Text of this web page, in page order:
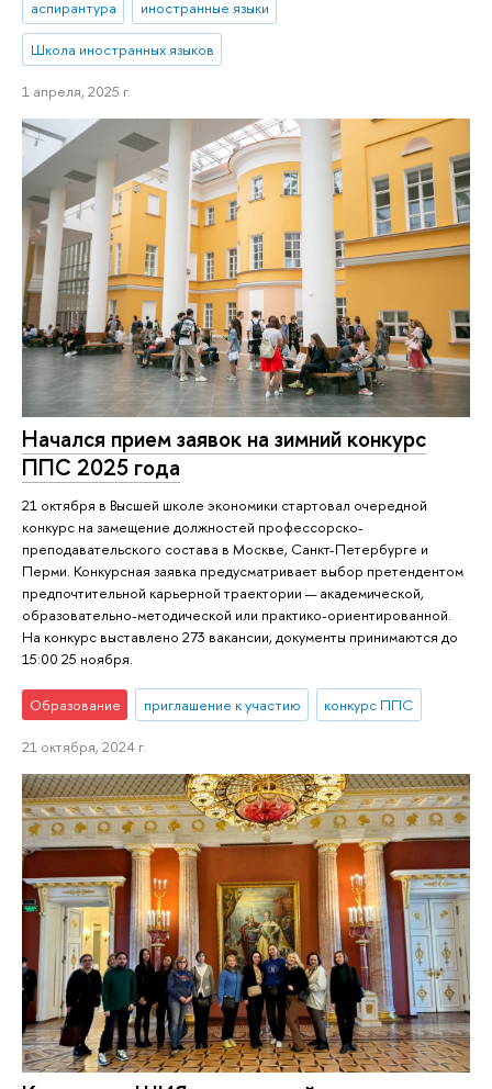
аспирантура иностранные языки
Школа иностранных языков
1 апреля, 2025 г.
Начался прием заявок на зимний конкурс
ППС 2025 года
21 октября в Высшей школе экономики стартовал очередной
конкурс на замещение должностей профессорско-
преподавательского состава в Москве, Санкт-Петербурге и
Перми. Конкурсная заявка предусматривает выбор претендентом
предпочтительной карьерной траектории — академической,
образовательно-методической или практико-ориентированной.
На конкурс выставлено 273 вакансии, документы принимаются до
15:00 25 ноября.
Образование приглашение к участию конкурс ППС
21 октября, 2024 г.